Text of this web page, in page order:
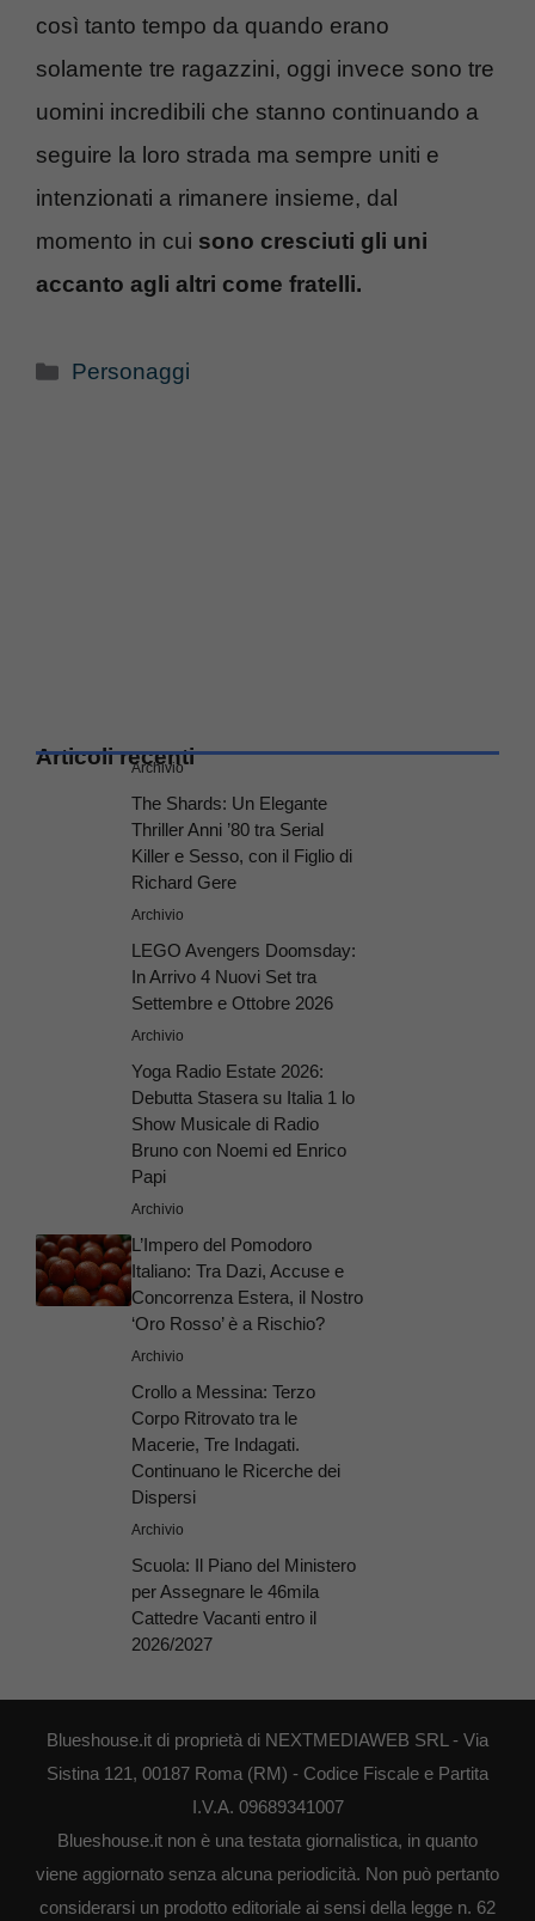
così tanto tempo da quando erano
solamente tre ragazzini, oggi invece sono tre
uomini incredibili che stanno continuando a
seguire la loro strada ma sempre uniti e
intenzionati a rimanere insieme, dal
momento in cui sono cresciuti gli uni
accanto agli altri come fratelli.
Categorie
Personaggi
Articoli recenti
Archivio
The Shards: Un Elegante
Thriller Anni ’80 tra Serial
Killer e Sesso, con il Figlio di
Richard Gere
Archivio
LEGO Avengers Doomsday:
In Arrivo 4 Nuovi Set tra
Settembre e Ottobre 2026
Archivio
Yoga Radio Estate 2026:
Debutta Stasera su Italia 1 lo
Show Musicale di Radio
Bruno con Noemi ed Enrico
Papi
Archivio
L’Impero del Pomodoro
Italiano: Tra Dazi, Accuse e
Concorrenza Estera, il Nostro
‘Oro Rosso’ è a Rischio?
Archivio
Crollo a Messina: Terzo
Corpo Ritrovato tra le
Macerie, Tre Indagati.
Continuano le Ricerche dei
Dispersi
Archivio
Scuola: Il Piano del Ministero
per Assegnare le 46mila
Cattedre Vacanti entro il
2026/2027
Blueshouse.it di proprietà di NEXTMEDIAWEB SRL - Via
Sistina 121, 00187 Roma (RM) - Codice Fiscale e Partita
I.V.A. 09689341007
Blueshouse.it non è una testata giornalistica, in quanto
viene aggiornato senza alcuna periodicità. Non può pertanto
considerarsi un prodotto editoriale ai sensi della legge n. 62